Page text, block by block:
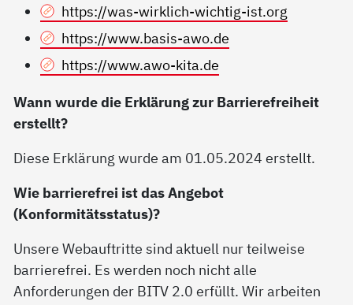
https://was-wirklich-wichtig-ist.org
https://www.basis-awo.de
https://www.awo-kita.de
Wann wurde die Erklärung zur Barrierefreiheit
erstellt?
Diese Erklärung wurde am 01.05.2024 erstellt.
Wie barrierefrei ist das Angebot
(Konformitätsstatus)?
Unsere Webauftritte sind aktuell nur teilweise
barrierefrei. Es werden noch nicht alle
Anforderungen der BITV 2.0 erfüllt. Wir arbeiten